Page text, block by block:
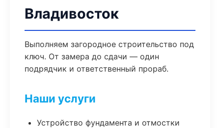
Владивосток
Выполняем загородное строительство под
ключ. От замера до сдачи — один
подрядчик и ответственный прораб.
Наши услуги
Устройство фундамента и отмостки